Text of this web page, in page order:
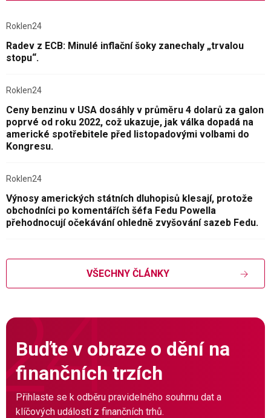
Roklen24
Radev z ECB: Minulé inflační šoky zanechaly „trvalou
stopu“.
Roklen24
Ceny benzinu v USA dosáhly v průměru 4 dolarů za galon
poprvé od roku 2022, což ukazuje, jak válka dopadá na
americké spotřebitele před listopadovými volbami do
Kongresu.
Roklen24
Výnosy amerických státních dluhopisů klesají, protože
obchodníci po komentářích šéfa Fedu Powella
přehodnocují očekávání ohledně zvyšování sazeb Fedu.
VŠECHNY ČLÁNKY
Buďte v obraze o dění na
finančních trzích
Přihlaste se k odběru pravidelného souhrnu dat a
klíčových událostí z finančních trhů.